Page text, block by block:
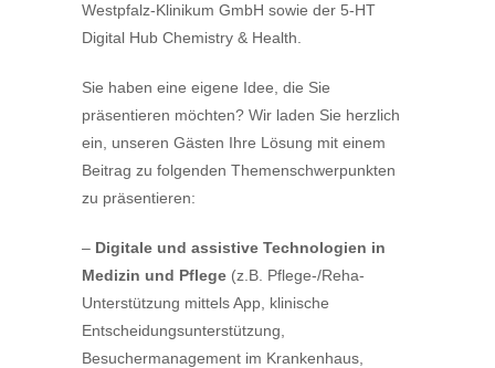
Westpfalz-Klinikum GmbH sowie der 5-HT
Digital Hub Chemistry & Health.
Sie haben eine eigene Idee, die Sie
präsentieren möchten? Wir laden Sie herzlich
ein, unseren Gästen Ihre Lösung mit einem
Beitrag zu folgenden Themenschwerpunkten
zu präsentieren:
– Digitale und assistive Technologien in
Medizin und Pflege (z.B. Pflege-/Reha-
Unterstützung mittels App, klinische
Entscheidungsunterstützung,
Besuchermanagement im Krankenhaus,